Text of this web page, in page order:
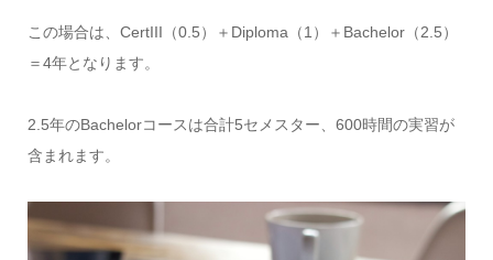
この場合は、CertIII（0.5）＋Diploma（1）＋Bachelor（2.5）
＝4年となります。
2.5年のBachelorコースは合計5セメスター、600時間の実習が
含まれます。